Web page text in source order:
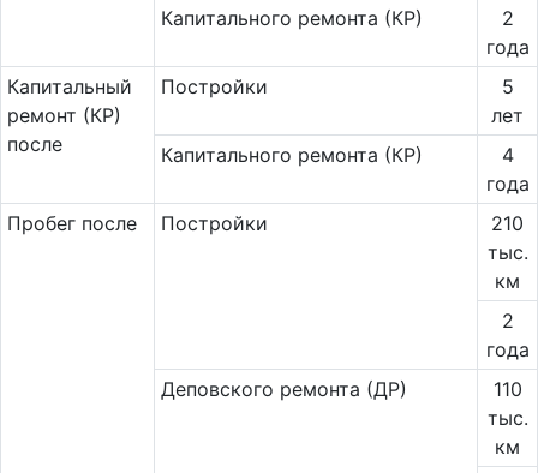
Капитального ремонта (КР)
2
года
Ка­пи­таль­ный
ремонт (КР)
после
Постройки
5
лет
Капитального ремонта (КР)
4
года
Пробег после
Постройки
210
тыс.
км
2
года
Деповского ремонта (ДР)
110
тыс.
км